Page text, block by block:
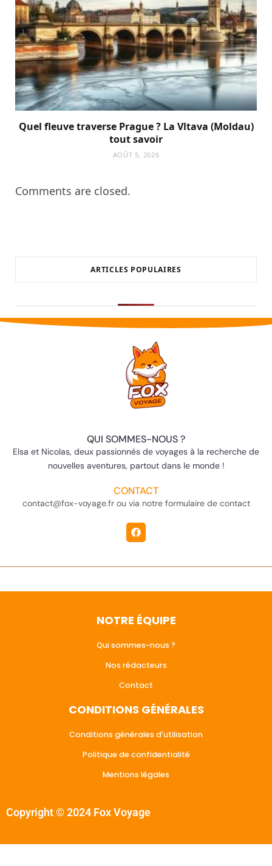
Quel fleuve traverse Prague ? La Vltava (Moldau)
tout savoir
AOÛT 5, 2026
Comments are closed.
ARTICLES POPULAIRES
QUI SOMMES-NOUS ?
Elsa et Nicolas, deux passionnés de voyages à la recherche de
nouvelles aventures, partout dans le monde !
CONTACT
contact@fox-voyage.fr ou via notre formulaire de contact
NOTRE ÉQUIPE
Qui sommes-nous ?
Nos rédacteurs
Contact
CONDITIONS GÉNÉRALES
Conditions générales d'utilisation
Politique de confidentialité
Mentions légales
Copyright © 2024 Fox Voyage